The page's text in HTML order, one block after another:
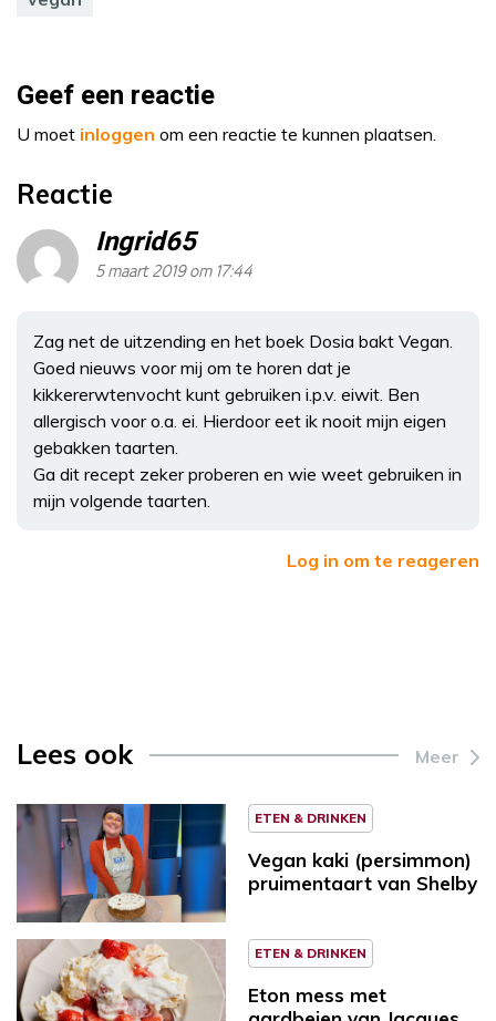
Geef een reactie
U moet inloggen om een reactie te kunnen plaatsen.
Reactie
Ingrid65
5 maart 2019 om 17:44
Zag net de uitzending en het boek Dosia bakt Vegan.
Goed nieuws voor mij om te horen dat je
kikkererwtenvocht kunt gebruiken i.p.v. eiwit. Ben
allergisch voor o.a. ei. Hierdoor eet ik nooit mijn eigen
gebakken taarten.
Ga dit recept zeker proberen en wie weet gebruiken in
mijn volgende taarten.
Log in om te reageren
Lees ook Meer
ETEN & DRINKEN
Vegan kaki (persimmon)
pruimentaart van Shelby
ETEN & DRINKEN
Eton mess met